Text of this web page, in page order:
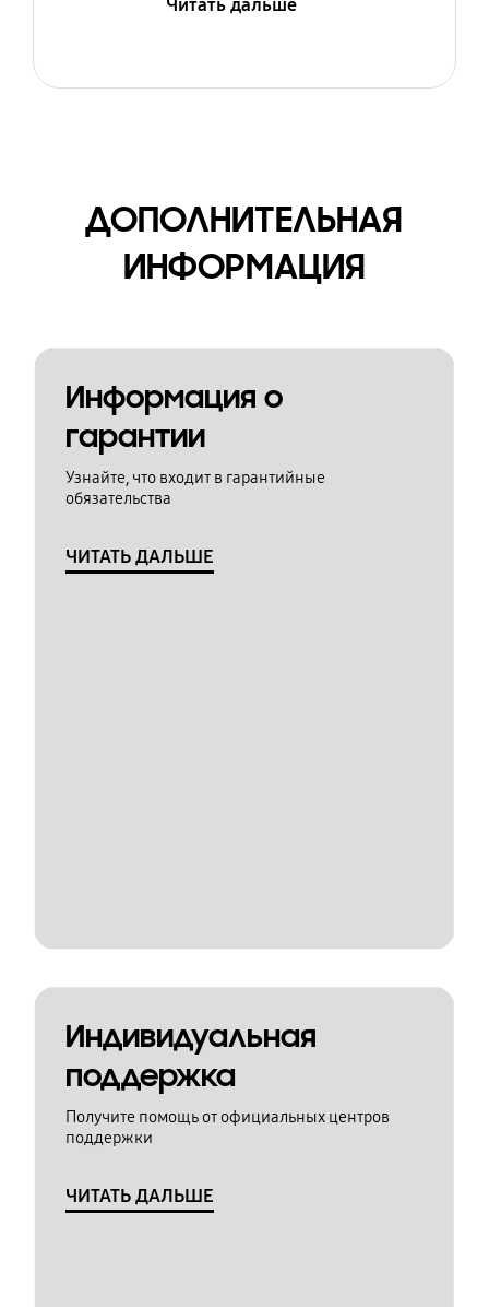
Читать дальше
ДОПОЛНИТЕЛЬНАЯ
ИНФОРМАЦИЯ
Информация о
гарантии
Узнайте, что входит в гарантийные
обязательства
ЧИТАТЬ ДАЛЬШЕ
Индивидуальная
поддержка
Получите помощь от официальных центров
поддержки
ЧИТАТЬ ДАЛЬШЕ